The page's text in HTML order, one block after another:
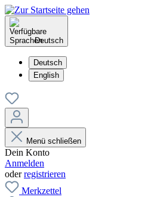
Deutsch
Deutsch
English
Menü schließen
Dein Konto
Anmelden
oderregistrieren
Merkzettel